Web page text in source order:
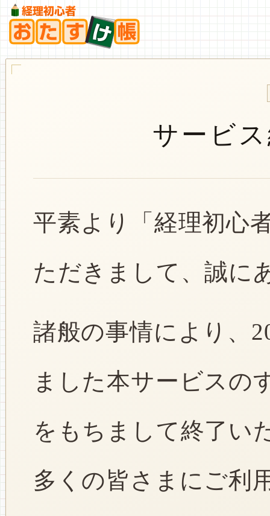
サービ
平素より「経理初心
ただきまして、誠に
諸般の事情により、
ました本サービスの
をもちまして終了い
多くの皆さまにご利